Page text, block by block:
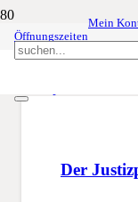
Öffnungszeiten
Mein
Der